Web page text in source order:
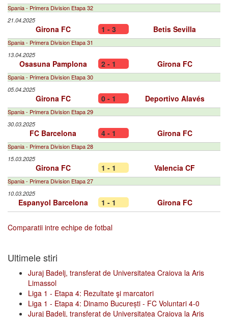
Spania - Primera Division Etapa 32
21.04.2025
Girona FC 1 - 3 Betis Sevilla
Spania - Primera Division Etapa 31
13.04.2025
Osasuna Pamplona 2 - 1 Girona FC
Spania - Primera Division Etapa 30
05.04.2025
Girona FC 0 - 1 Deportivo Alavés
Spania - Primera Division Etapa 29
30.03.2025
FC Barcelona 4 - 1 Girona FC
Spania - Primera Division Etapa 28
15.03.2025
Girona FC 1 - 1 Valencia CF
Spania - Primera Division Etapa 27
10.03.2025
Espanyol Barcelona 1 - 1 Girona FC
Comparatii intre echipe de fotbal
Ultimele stiri
Juraj Badelj, transferat de Universitatea Craiova la Aris
Limassol
Liga 1 - Etapa 4: Rezultate şi marcatori
Liga 1 - Etapa 4: Dinamo București - FC Voluntari 4-0
Juraj Badelj, transferat de Universitatea Craiova la Aris